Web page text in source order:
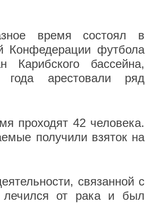
время состоял в
Конфедерации футбола
бассейна,
арестовали ряд
проходят 42 человека.
получили взяток на
связанной с
от рака и был